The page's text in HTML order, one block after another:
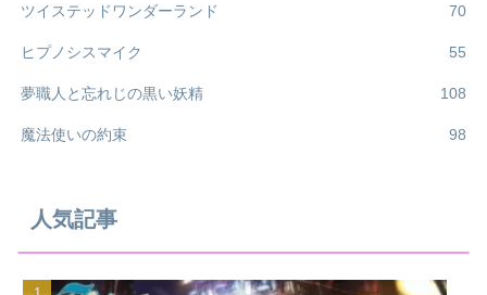
ツイステッドワンダーランド 70
ヒプノシスマイク 55
夢職人と忘れじの黒い妖精 108
魔法使いの約束 98
人気記事